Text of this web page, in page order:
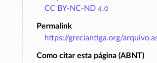
CC BY-NC-ND 4.0
Permalink
https://greciantiga.org/
Como citar esta página (ABNT)